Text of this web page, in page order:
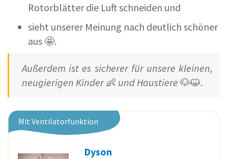
Rotorblätter die Luft schneiden und
sieht unserer Meinung nach deutlich schöner
aus 🤩.
Außerdem ist es sicherer für unsere kleinen,
neugierigen Kinder👶 und Haustiere 🐶😺.
Mit Ventilatorfunktion
Dyson